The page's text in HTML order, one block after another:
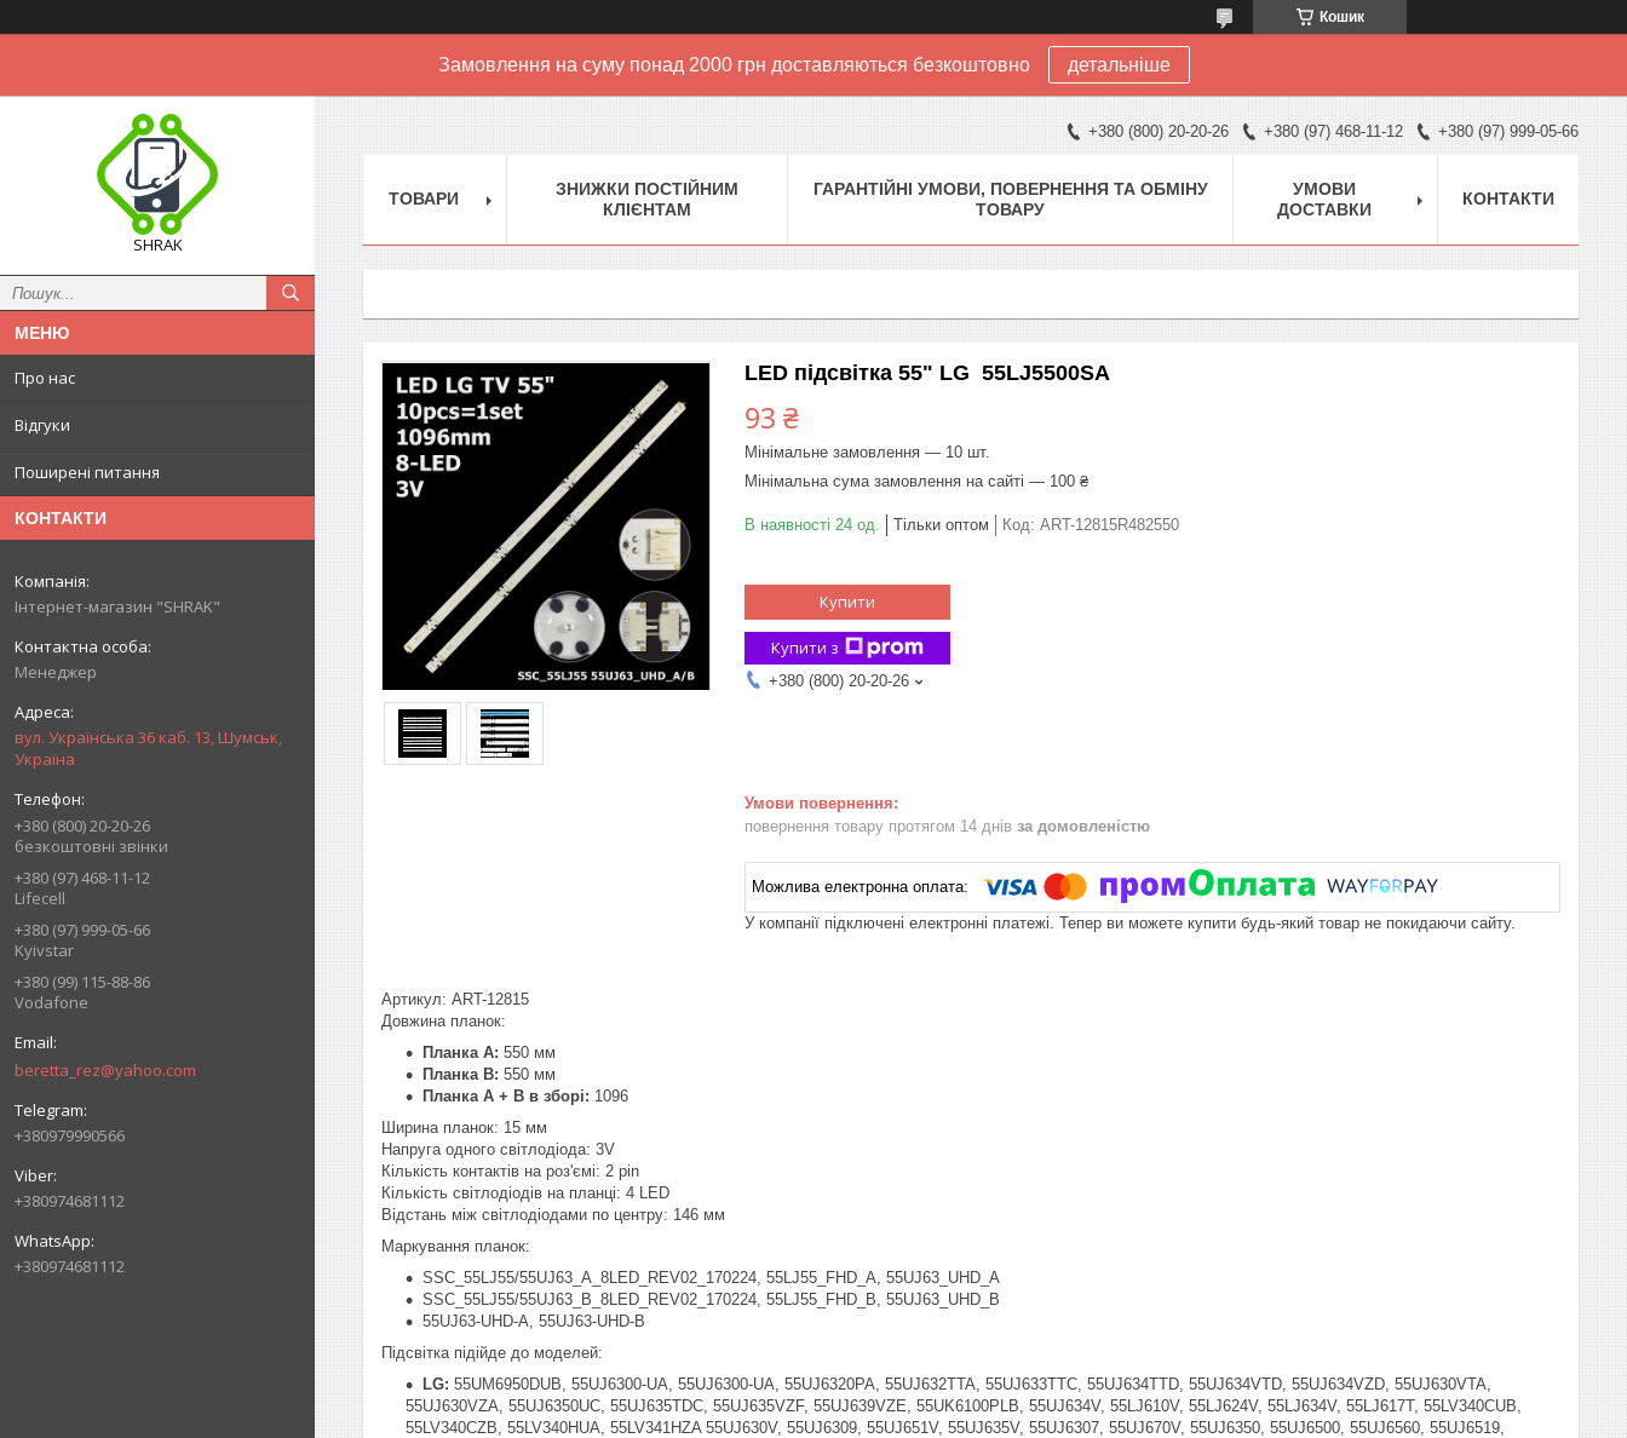
Кошик
Замовлення на суму понад 2000 грн доставляються безкоштовно детальніше
SHRAK
Про нас
Відгуки
Поширені питання
КОНТАКТИ
Інтернет-магазин "SHRAK"
Менеджер
вул. Українська 36 каб. 13, Шумськ,
Україна
+380 (800) 20-20-26
безкоштовні звінки
+380 (97) 468-11-12
Lifecell
+380 (97) 999-05-66
Kyivstar
+380 (99) 115-88-86
Vodafone
beretta_rez@yahoo.com
+380979990566
+380974681112
+380974681112
+380 (800) 20-20-26 +380 (97) 468-11-12 +380 (97) 999-05-66
ТОВАРИ
ЗНИЖКИ ПОСТІЙНИМ
КЛІЄНТАМ
ГАРАНТІЙНІ УМОВИ, ПОВЕРНЕННЯ ТА ОБМІНУ
ТОВАРУ
УМОВИ
ДОСТАВКИ
КОНТАКТИ
LED підсвітка 55" LG 55LJ5500SA
93 ₴
Мінімальне замовлення — 10 шт.
Мінімальна сума замовлення на сайті — 100 ₴
В наявності 24 од. Тільки оптом Код: ART-12815R482550
Купити
Купити з
+380 (800) 20-20-26
повернення товару протягом 14 днів за домовленістю
У компанії підключені електронні платежі. Тепер ви можете купити будь-який товар не покидаючи сайту.
Артикул: ART-12815
Довжина планок:
Планка A: 550 мм
Планка B: 550 мм
Планка A + B в зборі: 1096
Ширина планок: 15 мм
Напруга одного світлодіода: 3V
Кількість контактів на роз'ємі: 2 pin
Кількість світлодіодів на планці: 4 LED
Відстань між світлодіодами по центру: 146 мм
Маркування планок:
SSC_55LJ55/55UJ63_A_8LED_REV02_170224, 55LJ55_FHD_A, 55UJ63_UHD_A
SSC_55LJ55/55UJ63_B_8LED_REV02_170224, 55LJ55_FHD_B, 55UJ63_UHD_B
55UJ63-UHD-A, 55UJ63-UHD-B
Підсвітка підійде до моделей:
LG: 55UM6950DUB, 55UJ6300-UA, 55UJ6300-UA, 55UJ6320PA, 55UJ632TTA, 55UJ633TTC, 55UJ634TTD, 55UJ634VTD, 55UJ634VZD, 55UJ630VTA,
55UJ630VZA, 55UJ6350UC, 55UJ635TDC, 55UJ635VZF, 55UJ639VZE, 55UK6100PLB, 55UJ634V, 55LJ610V, 55LJ624V, 55LJ634V, 55LJ617T, 55LV340CUB,
55LV340CZB, 55LV340HUA, 55LV341HZA 55UJ630V, 55UJ6309, 55UJ651V, 55UJ635V, 55UJ6307, 55UJ670V, 55UJ6350, 55UJ6500, 55UJ6560, 55UJ6519,